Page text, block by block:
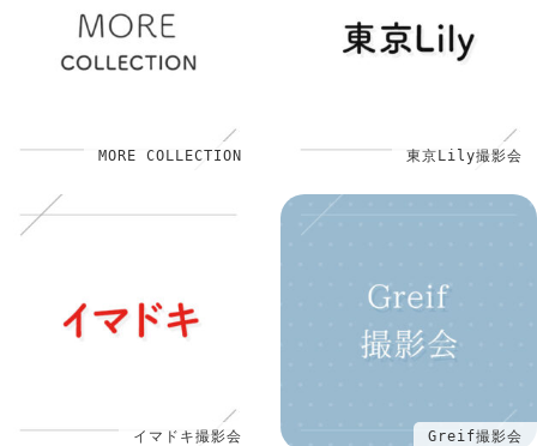
MORE COLLECTION 東京Lily撮影会
イマドキ撮影会 Greif撮影会